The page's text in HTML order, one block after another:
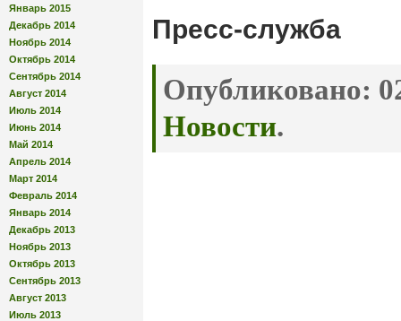
Январь 2015
Декабрь 2014
Ноябрь 2014
Октябрь 2014
Сентябрь 2014
Август 2014
Июль 2014
Июнь 2014
Май 2014
Апрель 2014
Март 2014
Февраль 2014
Январь 2014
Декабрь 2013
Ноябрь 2013
Октябрь 2013
Сентябрь 2013
Август 2013
Июль 2013
Пресс-служба
Опубликовано:
Новости.